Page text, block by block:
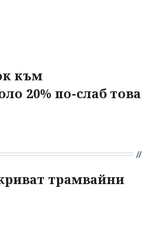
към
20% по-слаб това
трамвайни